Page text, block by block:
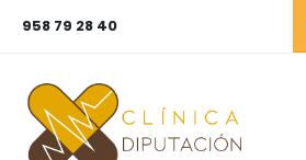
958 79 28 40